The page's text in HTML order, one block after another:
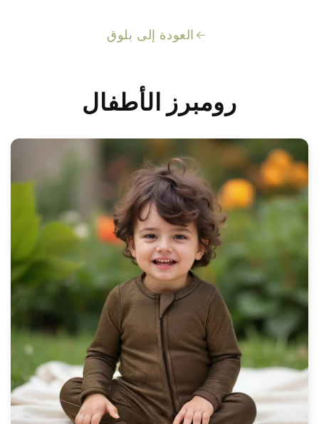
العودة إلى بلوق
رومبرز الأطفال